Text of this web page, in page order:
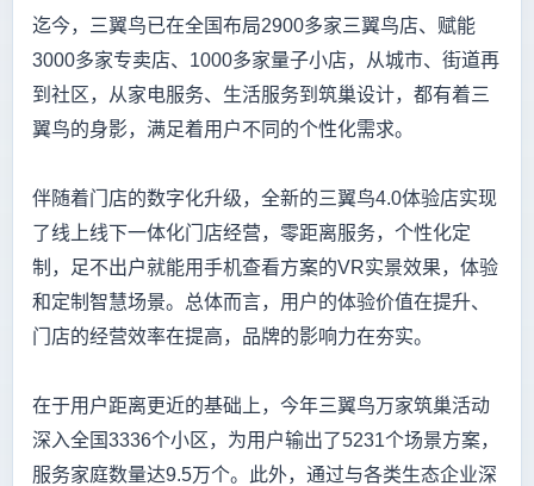
迄今，三翼鸟已在全国布局2900多家三翼鸟店、赋能
3000多家专卖店、1000多家量子小店，从城市、街道再
到社区，从家电服务、生活服务到筑巢设计，都有着三
翼鸟的身影，满足着用户不同的个性化需求。
伴随着门店的数字化升级，全新的三翼鸟4.0体验店实现
了线上线下一体化门店经营，零距离服务，个性化定
制，足不出户就能用手机查看方案的VR实景效果，体验
和定制智慧场景。总体而言，用户的体验价值在提升、
门店的经营效率在提高，品牌的影响力在夯实。
在于用户距离更近的基础上，今年三翼鸟万家筑巢活动
深入全国3336个小区，为用户输出了5231个场景方案，
服务家庭数量达9.5万个。此外，通过与各类生态企业深